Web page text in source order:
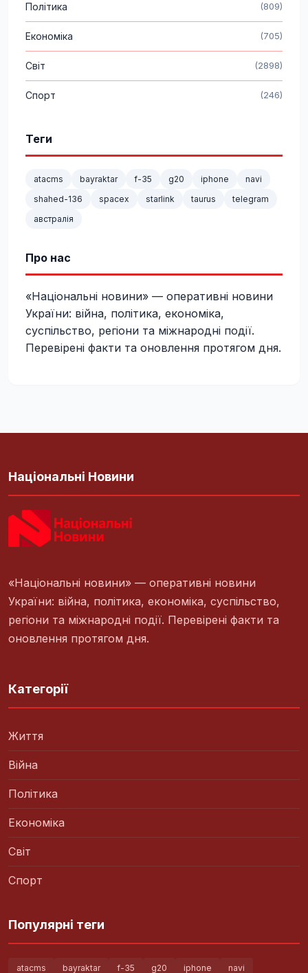
Політика (809)
Економіка (705)
Світ (2898)
Спорт (246)
Теги
atacms bayraktar f-35 g20 iphone
navi
shahed-136
spacex starlink taurus
telegram
австралія
Про нас
«Національні новини» — оперативні новини
України: війна, політика, економіка,
суспільство, регіони та міжнародні події.
Перевірені факти та оновлення протягом дня.
Національні Новини
«Національні новини» — оперативні новини
України: війна, політика, економіка, суспільство,
регіони та міжнародні події. Перевірені факти та
оновлення протягом дня.
Категорії
Життя
Війна
Політика
Економіка
Світ
Спорт
Популярні теги
atacms bayraktar f-35 g20 iphone navi